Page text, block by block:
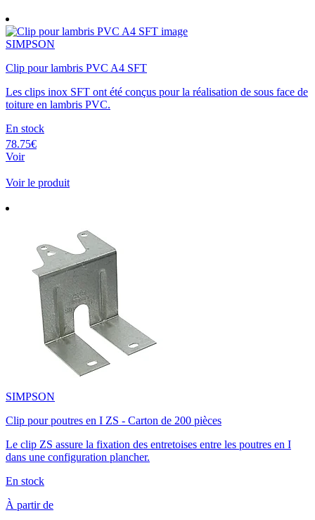
SIMPSON
Clip pour lambris PVC A4 SFT
Les clips inox SFT ont été conçus pour la réalisation de sous face de
toiture en lambris PVC.
En stock
78.75€
Voir
Voir le produit
SIMPSON
Clip pour poutres en I ZS - Carton de 200 pièces
Le clip ZS assure la fixation des entretoises entre les poutres en I
dans une configuration plancher.
En stock
À partir de